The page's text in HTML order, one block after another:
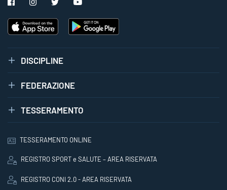
DISCIPLINE
FEDERAZIONE
TESSERAMENTO
TESSERAMENTO ONLINE
REGISTRO SPORT e SALUTE – AREA RISERVATA
REGISTRO CONI 2.0 - AREA RISERVATA